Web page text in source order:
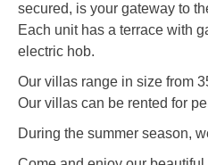
secured, is your gateway to
Each unit has a terrace with
electric hob.
Our villas range in size from
Our villas can be rented for
During the summer season,